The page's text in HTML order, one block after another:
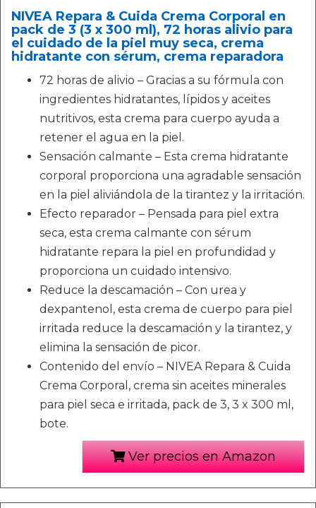
NIVEA Repara & Cuida Crema Corporal en
pack de 3 (3 x 300 ml), 72 horas alivio para
el cuidado de la piel muy seca, crema
hidratante con sérum, crema reparadora
72 horas de alivio – Gracias a su fórmula con
ingredientes hidratantes, lípidos y aceites
nutritivos, esta crema para cuerpo ayuda a
retener el agua en la piel.
Sensación calmante – Esta crema hidratante
corporal proporciona una agradable sensación
en la piel aliviándola de la tirantez y la irritación.
Efecto reparador – Pensada para piel extra
seca, esta crema calmante con sérum
hidratante repara la piel en profundidad y
proporciona un cuidado intensivo.
Reduce la descamación – Con urea y
dexpantenol, esta crema de cuerpo para piel
irritada reduce la descamación y la tirantez, y
elimina la sensación de picor.
Contenido del envío – NIVEA Repara & Cuida
Crema Corporal, crema sin aceites minerales
para piel seca e irritada, pack de 3, 3 x 300 ml,
bote.
Ver precios en Amazon